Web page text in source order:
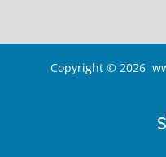
Copyright © 2026